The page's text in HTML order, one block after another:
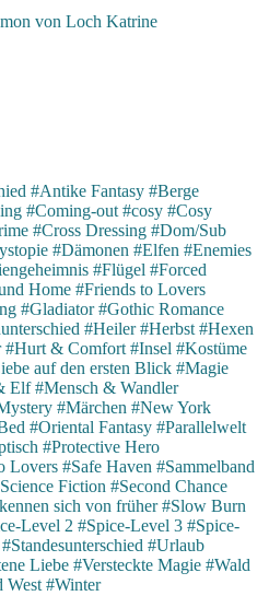
von Loch Katrine
#Antike Fantasy #Berge
#Coming-out #cosy #Cosy
#Cross Dressing #Dom/Sub
#Dämonen #Elfen #Enemies
#Flügel #Forced
Home #Friends to Lovers
#Gladiator #Gothic Romance
#Heiler #Herbst #Hexen
#Hurt & Comfort #Insel #Kostüme
auf den ersten Blick #Magie
Elf #Mensch & Wandler
#Märchen #New York
#Oriental Fantasy #Parallelwelt
#Protective Hero
Lovers #Safe Haven #Sammelband
Fiction #Second Chance
sich von früher #Slow Burn
Level 2 #Spice-Level 3 #Spice-
#Standesunterschied #Urlaub
Liebe #Versteckte Magie #Wald
West #Winter